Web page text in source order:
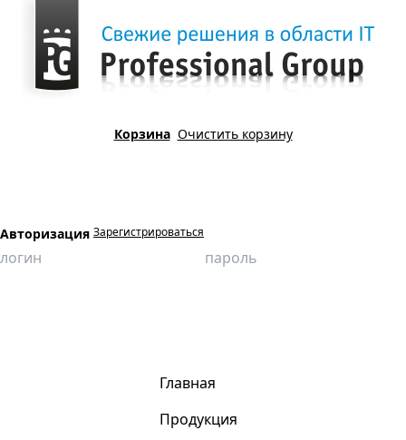
Корзина Очистить корзину
Авторизация Зарегистрироваться
Главная
Продукция